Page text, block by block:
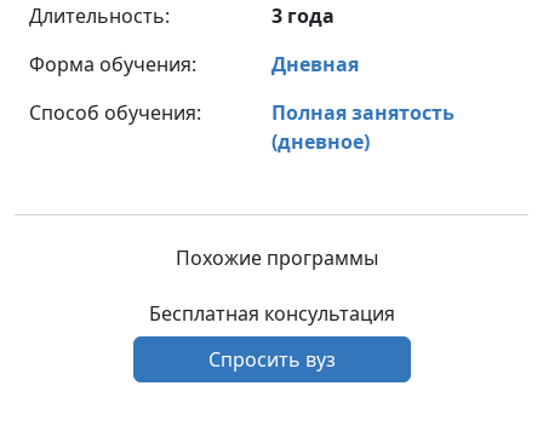
Длительность:
3 года
Форма обучения:
Дневная
Способ обучения:
Полная занятость
(дневное)
Похожие программы
Бесплатная консультация
Спросить вуз